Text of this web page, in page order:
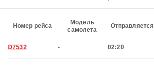
Номер рейса
Модель
самолета
Отправляется
D7532 - 02:20